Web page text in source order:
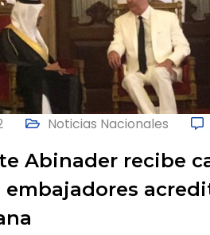
Noticias Nacionales
Abinader recibe
embajadores